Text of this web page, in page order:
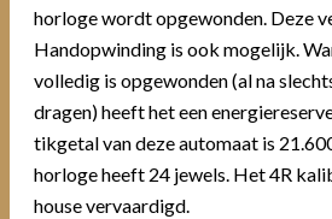
horloge wordt opgewonden. Deze
Handopwinding is ook mogelijk.
volledig is opgewonden (al na
dragen) heeft het een
tikgetal van deze automaat is
horloge heeft 24 jewels. Het 4R
house vervaardigd.